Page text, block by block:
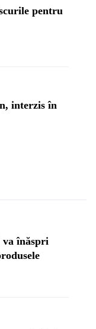
pentru
interzis în
va înăspri